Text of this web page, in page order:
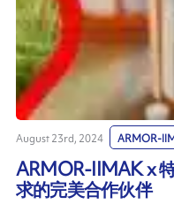
August 23rd, 2024 ARMOR-
ARMOR-IIMAK x
求的完美合作伙伴